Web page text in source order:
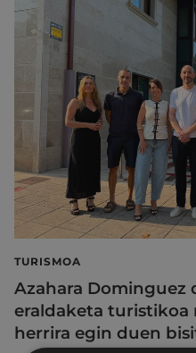
TURISMOA
Azahara
eraldaketa turistikoa
herrira egin duen